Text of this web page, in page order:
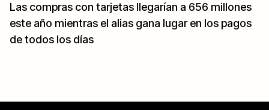
Las compras con tarjetas llegarían a 656 millones
este año mientras el alias gana lugar en los pagos
de todos los días